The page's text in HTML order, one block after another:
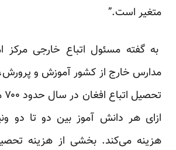
متغیر است.”
به گفته مسئول اتباع خارجی مرکز
مدارس خارج از کشور آموزش و پرورش،
ازای هر دانش آموز بین دو تا دو
هزینه می‌کند. بخشی از هزینه